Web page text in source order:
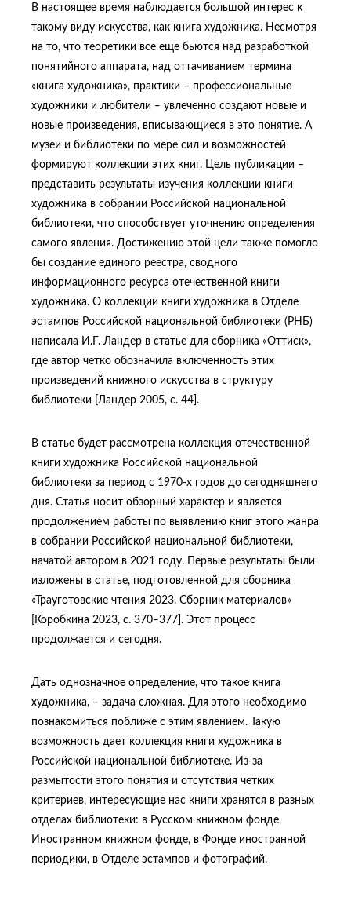
В настоящее время наблюдается большой интерес к
такому виду искусства, как книга художника. Несмотря
на то, что теоретики все еще бьются над разработкой
понятийного аппарата, над оттачиванием термина
«книга художника», практики ‒ профессиональные
художники и любители ‒ увлеченно создают новые и
новые произведения, вписывающиеся в это понятие. А
музеи и библиотеки по мере сил и возможностей
формируют коллекции этих книг. Цель публикации –
представить результаты изучения коллекции книги
художника в собрании Российской национальной
библиотеки, что способствует уточнению определения
самого явления. Достижению этой цели также помогло
бы создание единого реестра, сводного
информационного ресурса отечественной книги
художника. О коллекции книги художника в Отделе
эстампов Российской национальной библиотеки (РНБ)
написала И.Г. Ландер в статье для сборника «Оттиск»,
где автор четко обозначила включенность этих
произведений книжного искусства в структуру
библиотеки [Ландер 2005, с. 44].
В статье будет рассмотрена коллекция отечественной
книги художника Российской национальной
библиотеки за период с 1970-х годов до сегодняшнего
дня. Статья носит обзорный характер и является
продолжением работы по выявлению книг этого жанра
в собрании Российской национальной библиотеки,
начатой автором в 2021 году. Первые результаты были
изложены в статье, подготовленной для сборника
«Трауготовские чтения 2023. Сборник материалов»
[Коробкина 2023, с. 370‒377]. Этот процесс
продолжается и сегодня.
Дать однозначное определение, что такое книга
художника, ‒ задача сложная. Для этого необходимо
познакомиться поближе с этим явлением. Такую
возможность дает коллекция книги художника в
Российской национальной библиотеке. Из-за
размытости этого понятия и отсутствия четких
критериев, интересующие нас книги хранятся в разных
отделах библиотеки: в Русском книжном фонде,
Иностранном книжном фонде, в Фонде иностранной
периодики, в Отделе эстампов и фотографий.